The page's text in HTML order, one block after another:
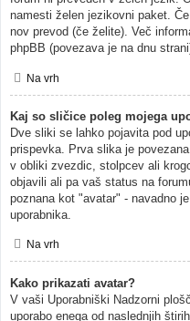
namesti želen jezikovni paket.
nov prevod (če želite). Več
phpBB (povezava je na dnu
Na vrh
Kaj so sličice poleg mojega
Dve sliki se lahko pojavita pod
prispevka. Prva slika je
v obliki zvezdic, stolpcev ali
objavili ali pa vaš status na
poznana kot "avatar" - navadno
uporabnika.
Na vrh
Kako prikazati avatar?
V vaši Uporabniški Nadzorni
uporabo enega od naslednjih